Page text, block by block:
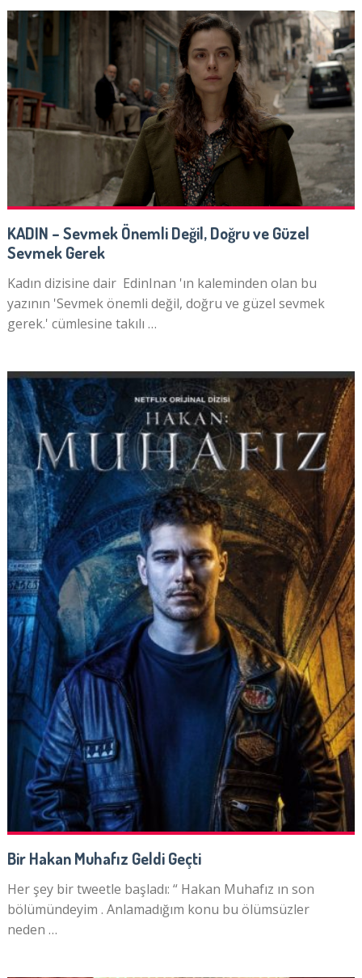
KADIN – Sevmek Önemli Değil, Doğru ve Güzel
Sevmek Gerek
Kadın dizisine dair EdinInan 'ın kaleminden olan bu
yazının 'Sevmek önemli değil, doğru ve güzel sevmek
gerek.' cümlesine takılı …
Bir Hakan Muhafız Geldi Geçti
Her şey bir tweetle başladı: “ Hakan Muhafız ın son
bölümündeyim . Anlamadığım konu bu ölümsüzler
neden …